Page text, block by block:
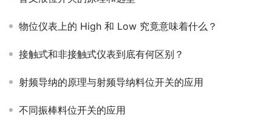
物位仪表上的 High 和 Low 究竟意味着什么？
接触式和非接触式仪表到底有何区别？
射频导纳的原理与射频导纳料位开关的应用
不同振棒料位开关的应用